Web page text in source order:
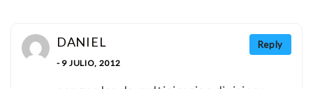
Reply
DANIEL
- 9 JULIO, 2012